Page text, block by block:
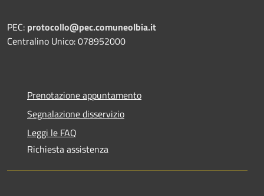
PEC: protocollo@pec.comuneolbia.it
Centralino Unico: 078952000
Prenotazione appuntamento
Segnalazione disservizio
Leggi le FAQ
Richiesta assistenza